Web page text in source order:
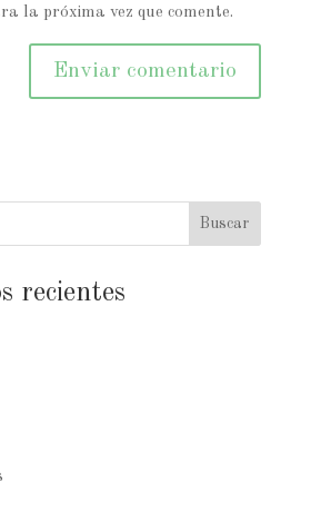
la próxima vez que comente.
recientes